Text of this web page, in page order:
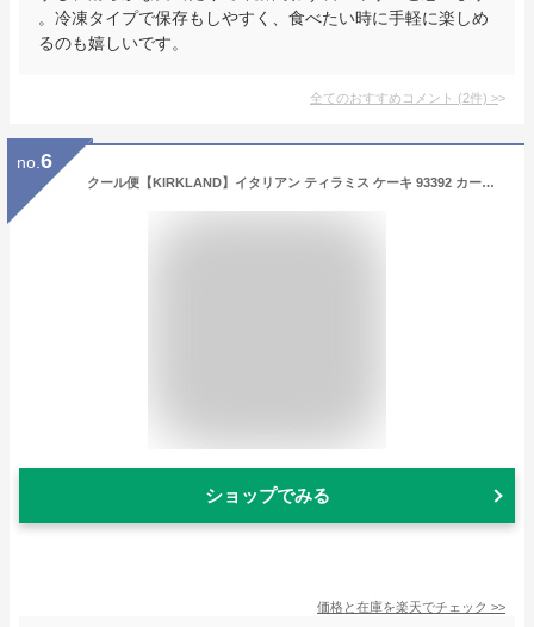
。冷凍タイプで保存もしやすく、食べたい時に手軽に楽しめ
るのも嬉しいです。
全てのおすすめコメント (2件) >
no. 6
クール便【KIRKLAND】イタリアン ティラミス ケーキ 93392 カークランド 1.29kg 1.3kgお取り寄せ 大容量 大量 大きい シェア おいしい おやつ お菓子 スイーツ パーティー 冷凍 コストコ 食品 キャラメルカフェ 通販 誕生日 2025
ショップでみる
価格と在庫を楽天でチェック >>